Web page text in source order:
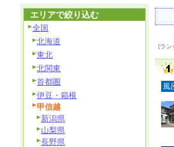
[ラン
風
エリアで絞り込む
全国
北海道
東北
北関東
首都圏
伊豆・箱根
甲信越
新潟県
山梨県
長野県